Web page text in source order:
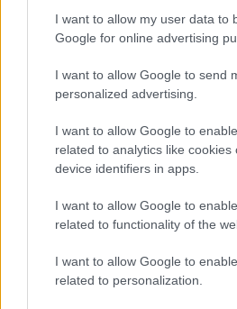
I want to allow my user data to
Google for online advertising
I want to allow Google to send
personalized advertising.
I want to allow Google to
related to analytics like cookies
device identifiers in apps.
I want to allow Google to
related to functionality of the
I want to allow Google to
related to personalization.
Azért vettem feleségül Sz.-t,
múzsa lesz belőle.
Azért lett két gyerekem, mert
apaság élményét, figyelhetem,
Azért maradtam a
tehetem.